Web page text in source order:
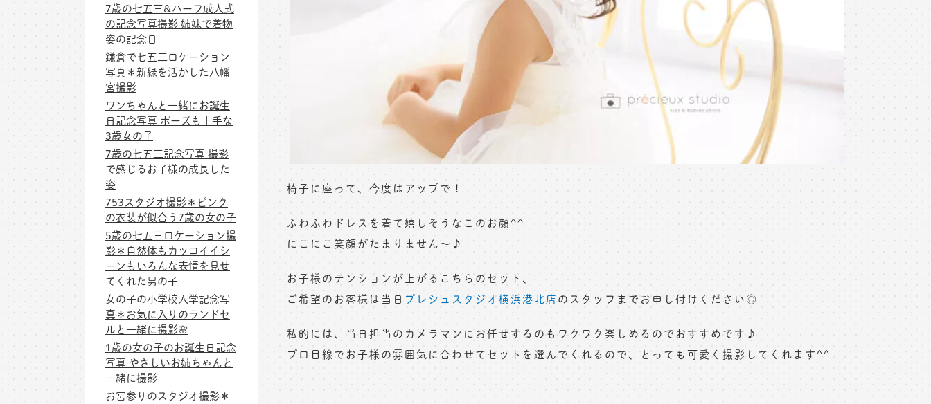
椅子に座って、今度はアップで！
ふわふわドレスを着て嬉しそうなこのお顔^^
にこにこ笑顔がたまりません〜♪
お子様のテンションが上がるこちらのセット、
ご希望のお客様は当日 プレシュスタジオ横浜港北店のスタッフまでお申し付けください◎
私的には、当日担当のカメラマンにお任せするのもワクワク楽しめるのでおすすめです♪
プロ目線でお子様の雰囲気に合わせてセットを選んでくれるので、とっても可愛く撮影してくれます^^
7歳の七五三&ハーフ成人式
の記念写真撮影 姉妹で着物
姿の記念日
鎌倉で七五三ロケーション
写真＊新緑を活かした八幡
宮撮影
ワンちゃんと一緒にお誕生
日記念写真 ポーズも上手な
3歳女の子
7歳の七五三記念写真 撮影
で感じるお子様の成長した
姿
753スタジオ撮影＊ピンク
の衣装が似合う7歳の女の子
5歳の七五三ロケーション撮
影＊自然体もカッコイイシ
ーンもいろんな表情を見せ
てくれた男の子
女の子の小学校入学記念写
真＊お気に入りのランドセ
ルと一緒に撮影🌸
1歳の女の子のお誕生日記念
写真 やさしいお姉ちゃんと
一緒に撮影
お宮参りのスタジオ撮影＊